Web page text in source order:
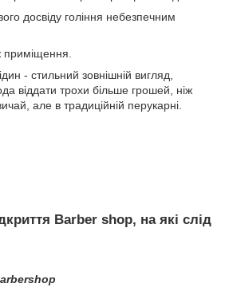
досвіду гоління небезпечним
приміщення.
- стильний зовнішній вигляд,
віддати трохи більше грошей, ніж
але в традиційній перукарні.
Barber shop, на які слід